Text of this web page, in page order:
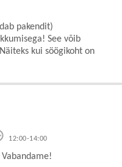
pakendit)
See võib
kui söögikoht on
12:00-14:00
Vabandame!